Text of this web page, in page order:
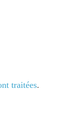
traitées.